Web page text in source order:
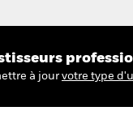
à jour votre type